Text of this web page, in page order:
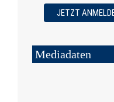
Mediadaten